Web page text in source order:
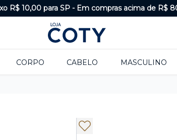
R$ 10,00 para SP - Em compras acima de R$
CORPO CABELO MASCULINO